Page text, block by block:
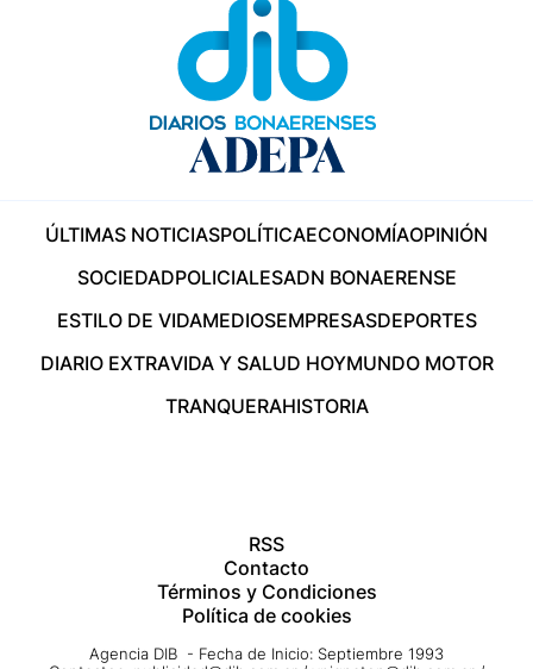
ÚLTIMAS NOTICIASPOLÍTICAECONOMÍAOPINIÓN
SOCIEDADPOLICIALESADN BONAERENSE
ESTILO DE VIDAMEDIOSEMPRESASDEPORTES
DIARIO EXTRAVIDA Y SALUD HOYMUNDO MOTOR
TRANQUERAHISTORIA
RSS
Contacto
Términos y Condiciones
Política de cookies
Agencia DIB - Fecha de Inicio: Septiembre 1993